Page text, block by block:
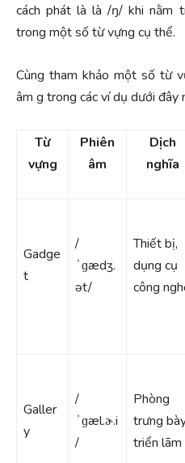
cách phát là là /ŋ/ khi nằm
trong một số từ vựng cụ thể.
Cùng tham khảo một số từ
âm g trong các ví dụ dưới đây
Từ
vựng
Phiên
âm
Dịch
nghĩa
Gadge
t
/
ˈɡædʒ.
ət/
Thiết bị,
dụng cụ
công
Galler
y
/
ˈɡæl.ɚ.i
/
Phòng
trưng
triển lãm